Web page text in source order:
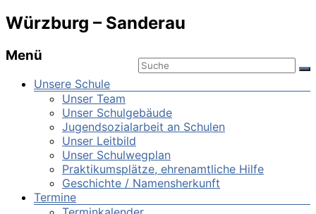
Würzburg – Sanderau
Menü
Unsere Schule
Unser Team
Unser Schulgebäude
Jugendsozialarbeit an Schulen
Unser Leitbild
Unser Schulwegplan
Praktikumsplätze, ehrenamtliche Hilfe
Geschichte / Namensherkunft
Termine